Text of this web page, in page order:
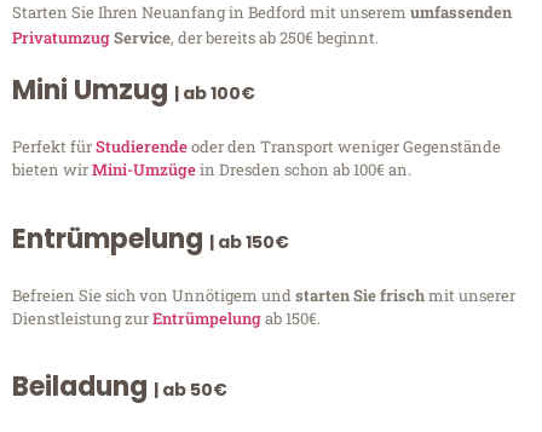
Starten Sie Ihren Neuanfang in Bedford mit unserem umfassenden
PrivatumzugService, der bereits ab 250€ beginnt.
Mini Umzug | ab 100€
Perfekt fürStudierendeoder den Transport weniger Gegenstände
bieten wirMini-Umzügein Dresden schon ab 100€ an.
Entrümpelung | ab 150€
Befreien Sie sich von Unnötigem undstarten Sie frischmit unserer
Dienstleistung zurEntrümpelungab 150€.
Beiladung | ab 50€